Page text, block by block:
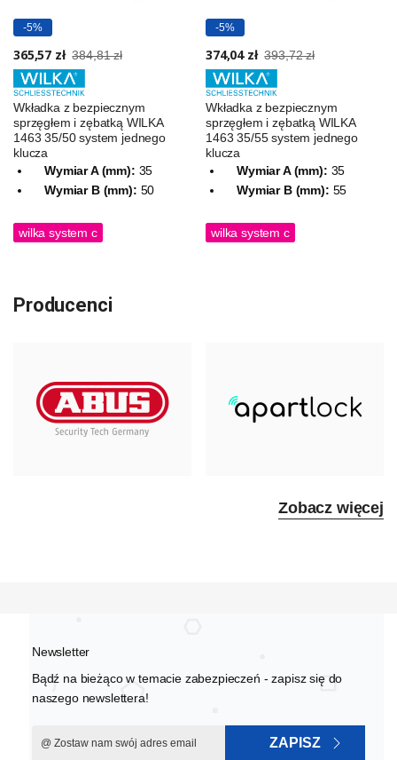
-5%
365,57 zł 384,81 zł
Wkładka z bezpiecznym
sprzęgłem i zębatką WILKA
1463 35/50 system jednego
klucza
Wymiar A (mm): 35
Wymiar B (mm): 50
wilka system c
-5%
374,04 zł 393,72 zł
Wkładka z bezpiecznym
sprzęgłem i zębatką WILKA
1463 35/55 system jednego
klucza
Wymiar A (mm): 35
Wymiar B (mm): 55
wilka system c
Producenci
Zobacz więcej
Newsletter
Bądź na bieżąco w temacie zabezpieczeń - zapisz się do
naszego newslettera!
ZAPISZ